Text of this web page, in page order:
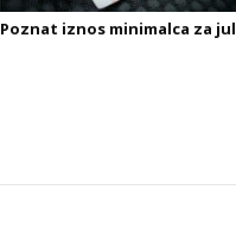
Poznat iznos minimalca za jul